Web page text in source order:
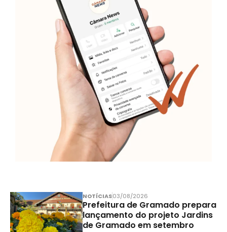
NOTÍCIAS03/08/2026
Prefeitura de Gramado prepara
lançamento do projeto Jardins
de Gramado em setembro